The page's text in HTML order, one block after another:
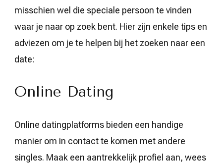
misschien wel die speciale persoon te vinden
waar je naar op zoek bent. Hier zijn enkele tips en
adviezen om je te helpen bij het zoeken naar een
date:
Online Dating
Online datingplatforms bieden een handige
manier om in contact te komen met andere
singles. Maak een aantrekkelijk profiel aan, wees